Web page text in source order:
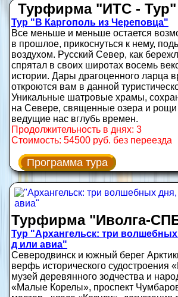
Турфирма "ИТС - Тур"
Тур "В Каргополь из Череповца"
Все меньше и меньше остается
в прошлое, прикоснуться к нему,
воздухом. Русский Север, как
спрятал в своих широтах восемь
истории. Дары драгоценного ларца
откроются вам в данной
Уникальные шатровые храмы,
на Севере, священные озера и рощи
ведущие нас вглубь времен.
Продолжительность в днях: 3
Стоимость: 54500 руб. без переезда
Программа тура
Турфирма "Иволга-
Тур "Архангельск: три волшебных
д или авиа"
Северодвинск и южный берег
верфь исторического судостроения
музей деревянного зодчества и
«Малые Корелы», проспект